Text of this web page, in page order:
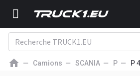
Camions SCANIA P P